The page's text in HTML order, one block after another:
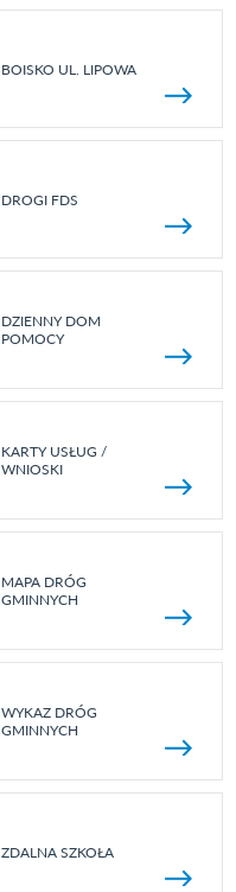
BOISKO UL. LIPOWA
DROGI FDS
DZIENNY DOM
POMOCY
KARTY USŁUG /
WNIOSKI
MAPA DRÓG
GMINNYCH
WYKAZ DRÓG
GMINNYCH
ZDALNA SZKOŁA